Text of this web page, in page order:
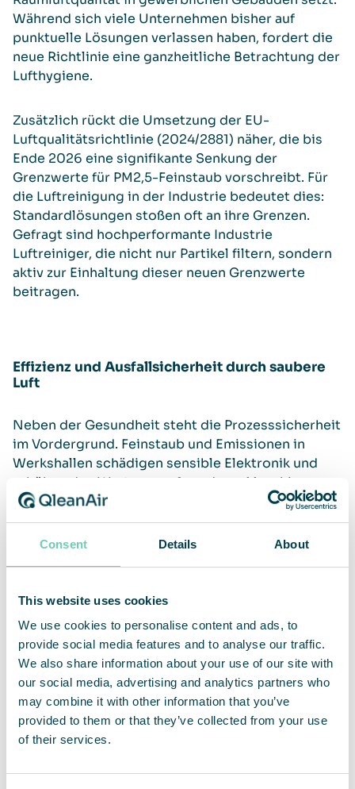
Consent Details About
This website uses cookies
We use cookies to personalise content and ads, to
provide social media features and to analyse our traffic.
We also share information about your use of our site with
our social media, advertising and analytics partners who
may combine it with other information that you’ve
provided to them or that they’ve collected from your use
of their services.
Während sich viele Unternehmen bisher auf
punktuelle Lösungen verlassen haben, fordert die
neue Richtlinie eine ganzheitliche Betrachtung der
Lufthygiene.
Zusätzlich rückt die Umsetzung der EU-
Luftqualitätsrichtlinie (2024/2881) näher, die bis
Ende 2026 eine signifikante Senkung der
Grenzwerte für PM2,5-Feinstaub vorschreibt. Für
die Luftreinigung in der Industrie bedeutet dies:
Standardlösungen stoßen oft an ihre Grenzen.
Gefragt sind hochperformante Industrie
Luftreiniger, die nicht nur Partikel filtern, sondern
aktiv zur Einhaltung dieser neuen Grenzwerte
beitragen.
Effizienz und Ausfallsicherheit durch saubere
Luft
Neben der Gesundheit steht die Prozesssicherheit
im Vordergrund. Feinstaub und Emissionen in
Werkshallen schädigen sensible Elektronik und
erhöhen den Wartungsaufwand von Maschinen.
Eine professionelle industrielle Luftreinigung
reduziert diese Risiken signifikant.
Reduzierung von Betriebskosten: Weniger
Reinigungsintervalle für Hallen und Anlagen.
Luftzirkulation und können so helfen, Heizkosten in
großen Hallen zu senken.
Zukunftssicherheit: Einhaltung der neuesten Normen
schützt vor rechtlichen Risiken und
Nachbesserungskosten.